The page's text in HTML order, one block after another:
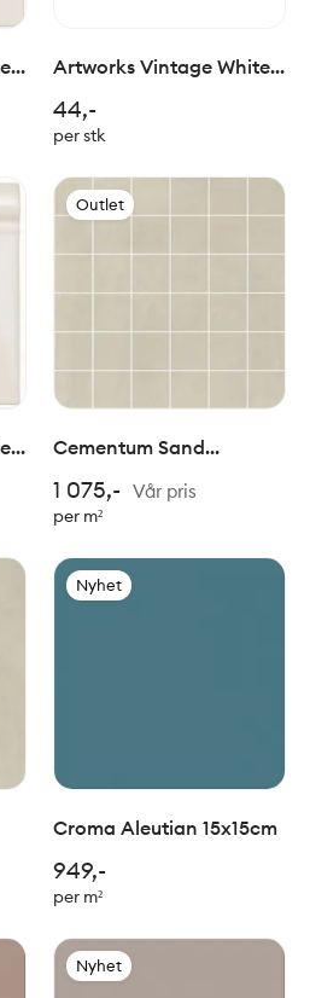
Artworks Vintage White
44,-
per stk
Outlet
Cementum Sand
1 075,- Vår pris
per m²
Nyhet
Croma Aleutian 15x15cm
949,-
per m²
Nyhet